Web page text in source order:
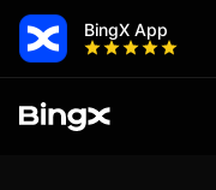
BingX App